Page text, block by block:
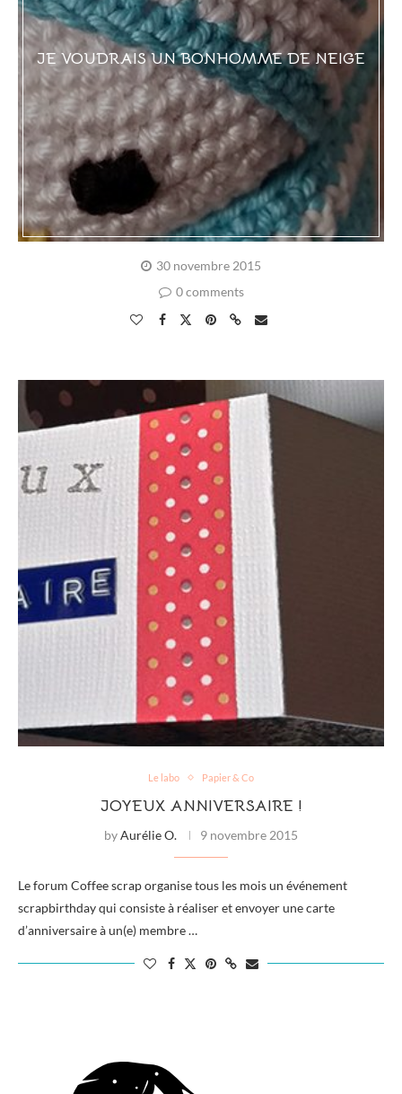
JE VOUDRAIS UN BONHOMME DE NEIGE
30 novembre 2015
0 comments
Le labo Papier & Co
JOYEUX ANNIVERSAIRE !
byAurélie O. 9 novembre 2015
Le forum Coffee scrap organise tous les mois un événement
scrapbirthday qui consiste à réaliser et envoyer une carte
d’anniversaire à un(e) membre …